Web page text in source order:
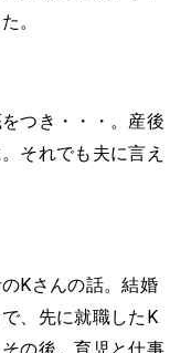
。
つき・・・。産後
それでも夫に言え
Kさんの話。結婚
、先に就職したK